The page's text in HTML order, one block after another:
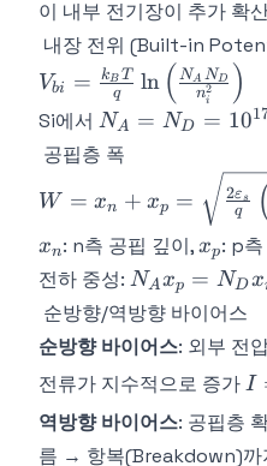
이 내부 전기장이 추가 확
내장 전위 (Built-in
V_{bi} =
\frac{k_BT}
{q}\ln\left(\frac{N_A
N_D}{n_i^2}\right)
Vbi = q
kB T ln ( ni
2
NA ND )
Si에서 N_A =
N_D =
10^{17}
NA = ND = 10
공핍층 폭
W = x_n + x_p =
{q}\left(\frac{N_A +
N_D}{N_A
N_D}\right)V_{bi}}
W = xn + xp = q
2εs (
x_n
xn: n측 공핍 깊이, x_p
xp: p측
전하 중성: N_A
x_p
=
N_D
x_n
NAxp = NDx
순방향/역방향 바이어스
순방향 바이어스: 외부 전
전류가 지수적으로 증가 I
I
역방향 바이어스: 공핍층
름 → 항복(Breakdown)까